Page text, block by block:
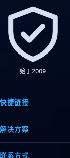
始于2009
快捷链接
解决方案
联系方式